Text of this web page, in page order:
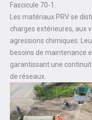
Fascicule 70-1.
Les matériaux PRV se
charges extérieures, aux
agressions chimiques.
besoins de maintenance
garantissant une
de réseaux.